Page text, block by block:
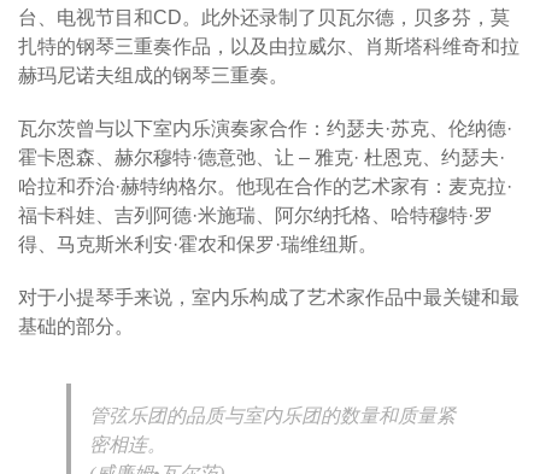
台、电视节目和CD。此外还录制了贝瓦尔德，贝多芬，莫
扎特的钢琴三重奏作品，以及由拉威尔、肖斯塔科维奇和拉
赫玛尼诺夫组成的钢琴三重奏。
瓦尔茨曾与以下室内乐演奏家合作：约瑟夫·苏克、伦纳德·
霍卡恩森、赫尔穆特·德意弛、让 – 雅克· 杜恩克、约瑟夫·
哈拉和乔治·赫特纳格尔。他现在合作的艺术家有：麦克拉·
福卡科娃、吉列阿德·米施瑞、阿尔纳托格、哈特穆特·罗
得、马克斯米利安·霍农和保罗·瑞维纽斯。
对于小提琴手来说，室内乐构成了艺术家作品中最关键和最
基础的部分。
管弦乐团的品质与室内乐团的数量和质量紧
密相连。